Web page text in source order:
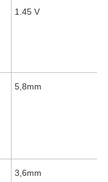
1.45 V
5,8mm
3,6mm